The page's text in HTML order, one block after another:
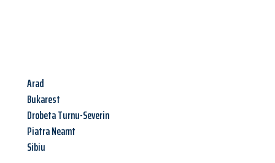
Arad
Bukarest
Drobeta Turnu-Severin
Piatra Neamt
Sibiu